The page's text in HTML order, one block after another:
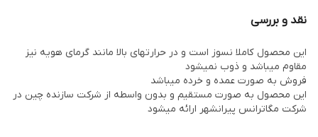
ارسال به سراسر کشور
قیمت مذکور برای یک متر است
نقد و بررسی
این محصول کاملا نسوز است و در حرارتهای بالا مانند گرمای هویه نیز
مقاوم میباشد و ذوب نمیشود
فروش به صورت عمده و خرده میباشد
این محصول به صورت مستقیم و بدون واسطه از شرکت سازنده چین در
شرکت مگاترانس پیرانشهر ارائه میشود